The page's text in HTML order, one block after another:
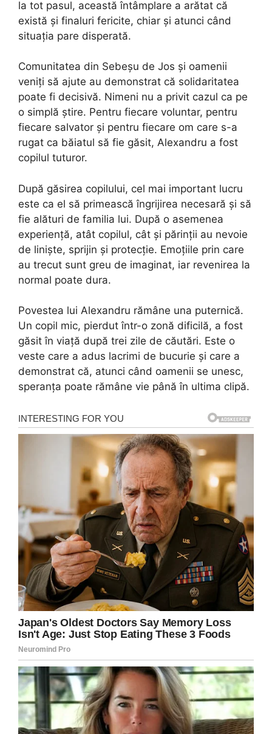
la tot pasul, această întâmplare a arătat că
există și finaluri fericite, chiar și atunci când
situația pare disperată.
Comunitatea din Sebeșu de Jos și oamenii
veniți să ajute au demonstrat că solidaritatea
poate fi decisivă. Nimeni nu a privit cazul ca pe
o simplă știre. Pentru fiecare voluntar, pentru
fiecare salvator și pentru fiecare om care s-a
rugat ca băiatul să fie găsit, Alexandru a fost
copilul tuturor.
După găsirea copilului, cel mai important lucru
este ca el să primească îngrijirea necesară și să
fie alături de familia lui. După o asemenea
experiență, atât copilul, cât și părinții au nevoie
de liniște, sprijin și protecție. Emoțiile prin care
au trecut sunt greu de imaginat, iar revenirea la
normal poate dura.
Povestea lui Alexandru rămâne una puternică.
Un copil mic, pierdut într-o zonă dificilă, a fost
găsit în viață după trei zile de căutări. Este o
veste care a adus lacrimi de bucurie și care a
demonstrat că, atunci când oamenii se unesc,
speranța poate rămâne vie până în ultima clipă.